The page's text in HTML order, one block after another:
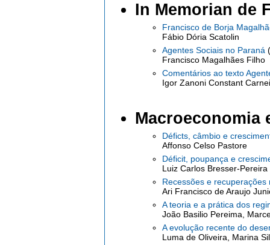
In Memorian de
Francisco de Borja
Fábio Dória Scatolin
Agentes Sociais no Paraná
Francisco Magalhães Filho
Comentários ao texto
Igor Zanoni Constant
Macroeconomia
Déficts, câmbio e
Affonso Celso Pastore
Déficit, poupança e
Luiz Carlos Bresser-Pereira
Recessões e
Ari Francisco de Araujo
A teoria e a prática dos
João Basilio Pereima,
A evolução recente do
Luma de Oliveira, Marina